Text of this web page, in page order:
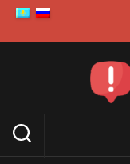
Перейти
содержанию